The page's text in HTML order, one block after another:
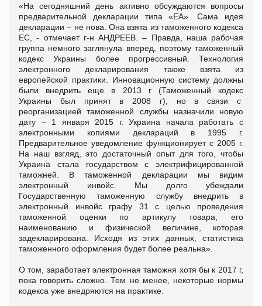
«На сегодняшний день активно обсуждаются вопросы
предварительной декларации типа «ЕА». Сама идея
декларации – не нова. Она взята из таможенного кодекса
ЕС, - отмечает г-н АНДРЕЕВ. – Правда, наша рабочая
группа немного заглянула вперед, поэтому таможенный
кодекс Украины более прогрессивный. Технология
электронного декларирования также взята из
европейской практики. Инновационную систему должны
были внедрить еще в 2013 г (Таможенный кодекс
Украины был принят в 2008 г), но в связи с
реорганизацией таможенной службы назначили новую
дату – 1 января 2015 г. Украина начала работать с
электронными копиями деклараций в 1995 г.
Предварительное уведомление функционирует с 2005 г.
На наш взгляд, это достаточный опыт для того, чтобы
Украина стала государством с электрифицированной
таможней. В таможенной декларации мы видим
электронный инвойс. Мы долго убеждали
Государственную таможенную службу внедрить в
электронный инвойс графу 31 с целью проведения
таможенной оценки по артикулу товара, его
наименованию и физической величине, которая
задекларирована. Исходя из этих данных, статистика
таможенного оформления будет более реальна».
О том, заработает электронная таможня хотя бы к 2017 г,
пока говорить сложно. Тем не менее, некоторые нормы
кодекса уже внедряются на практике.